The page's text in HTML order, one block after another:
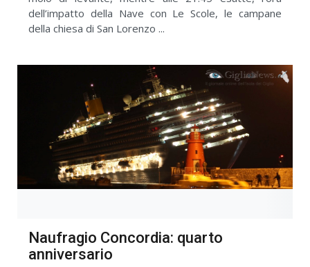
dell’impatto della Nave con Le Scole, le campane
della chiesa di San Lorenzo ...
Naufragio Concordia: quarto
anniversario